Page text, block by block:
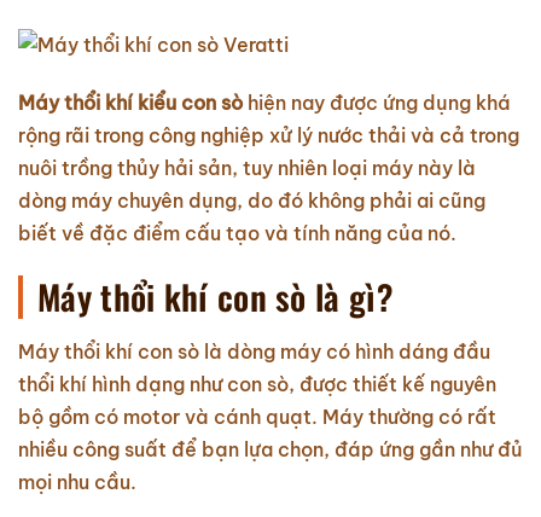
Máy thổi khí kiểu con sòhiện nay được ứng dụng khá
rộng rãi trong công nghiệp xử lý nước thải và cả trong
nuôi trồng thủy hải sản, tuy nhiên loại máy này là
dòng máy chuyên dụng, do đó không phải ai cũng
biết về đặc điểm cấu tạo và tính năng của nó.
Máy thổi khí con sò là gì?
Máy thổi khí con sò là dòng máy có hình dáng đầu
thổi khí hình dạng như con sò, được thiết kế nguyên
bộ gồm có motor và cánh quạt. Máy thường có rất
nhiều công suất để bạn lựa chọn, đáp ứng gần như đủ
mọi nhu cầu.